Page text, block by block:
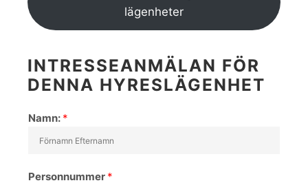
lägenheter
INTRESSEANMÄLAN FÖR
DENNA HYRESLÄGENHET
Namn: *
Personnummer *